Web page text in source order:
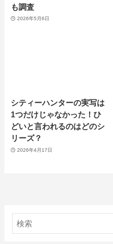
も調査
2026年5月6日
シティーハンターの実写は
1つだけじゃなかった！ひ
どいと言われるのはどのシ
リーズ？
2026年4月17日